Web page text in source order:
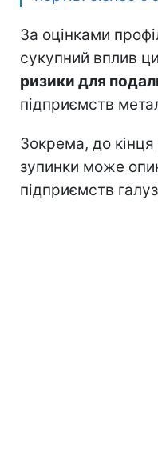
За оцінками
сукупний вплив
ризики для
підприємств
Зокрема, до
зупинки може
підприємств